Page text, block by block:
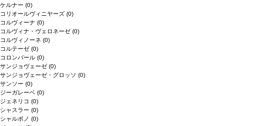
ケルナー (0)
コリオールヴィニヤーズ (0)
コルヴィーナ (0)
コルヴィナ・ヴェロネーゼ (0)
コルヴィノーネ (0)
コルテーゼ (0)
コロンバール (0)
サンジョヴェーゼ (0)
サンジョヴェーゼ・グロッソ (0)
サンソー (0)
ジーガレーベ (0)
ジェネリコ (0)
シャスラー (0)
シャルボノ (0)